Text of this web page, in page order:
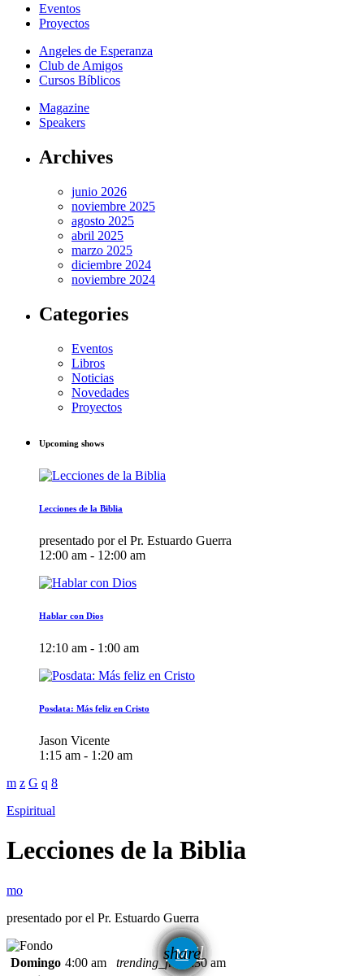
Eventos
Proyectos
Angeles de Esperanza
Club de Amigos
Cursos Bíblicos
Magazine
Speakers
Archives
junio 2026
noviembre 2025
agosto 2025
abril 2025
marzo 2025
diciembre 2024
noviembre 2024
Categories
Eventos
Libros
Noticias
Novedades
Proyectos
Upcoming shows
Lecciones de la Biblia
presentado por el Pr. Estuardo Guerra
12:00 am - 12:00 am
Hablar con Dios
12:10 am - 1:00 am
Posdata: Más feliz en Cristo
Jason Vicente
1:15 am - 1:20 am
Espiritual
Lecciones de la Biblia
presentado por el Pr. Estuardo Guerra
share
email
Domingo 4:00 am trending_flat 4:30 am